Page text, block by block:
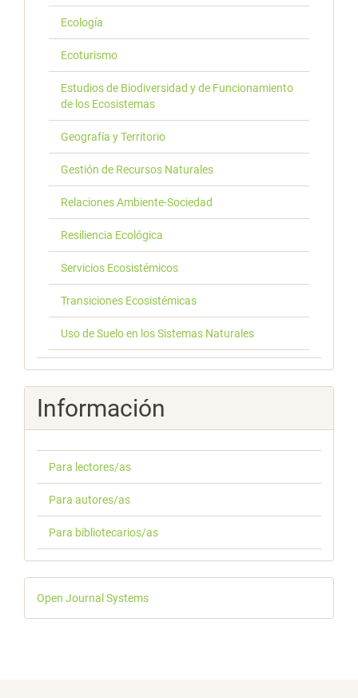
Ecología
Ecoturismo
Estudios de Biodiversidad y de Funcionamiento
de los Ecosistemas
Geografía y Territorio
Gestión de Recursos Naturales
Relaciones Ambiente-Sociedad
Resiliencia Ecológica
Servicios Ecosistémicos
Transiciones Ecosistémicas
Uso de Suelo en los Sistemas Naturales
Información
Para lectores/as
Para autores/as
Para bibliotecarios/as
Desarrollado
por
Open Journal Systems